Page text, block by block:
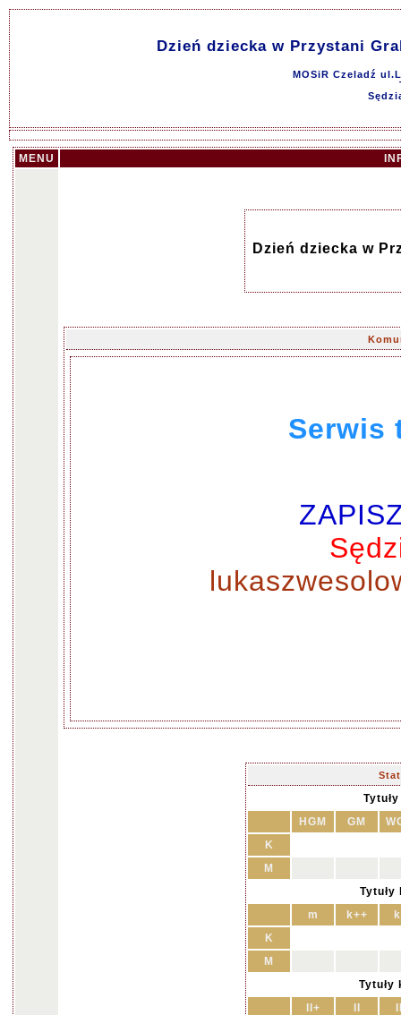
Dzień dziecka w Przystani
MOSiR Czeladź
MENU
Dzień dziecka w
Serwis
HGM
GM
K
M
m
k++
K
M
Tytuły
II+